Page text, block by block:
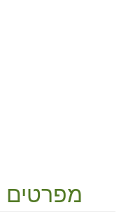
מפרטים